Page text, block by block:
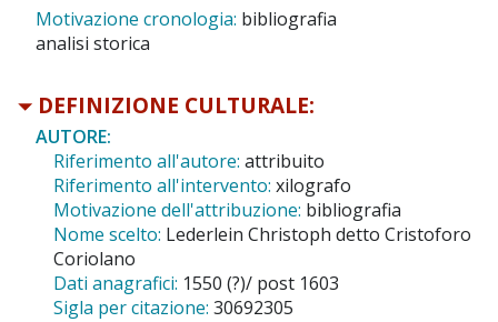
Motivazione cronologia: bibliografia
analisi storica
DEFINIZIONE CULTURALE:
AUTORE:
Riferimento all'autore: attribuito
Riferimento all'intervento: xilografo
Motivazione dell'attribuzione: bibliografia
Nome scelto: Lederlein Christoph detto Cristoforo
Coriolano
Dati anagrafici: 1550 (?)/ post 1603
Sigla per citazione: 30692305